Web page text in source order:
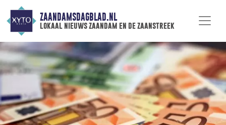
ZAANDAMSDAGBLAD.NL
lokaal nieuws zaandam en de zaanstreek